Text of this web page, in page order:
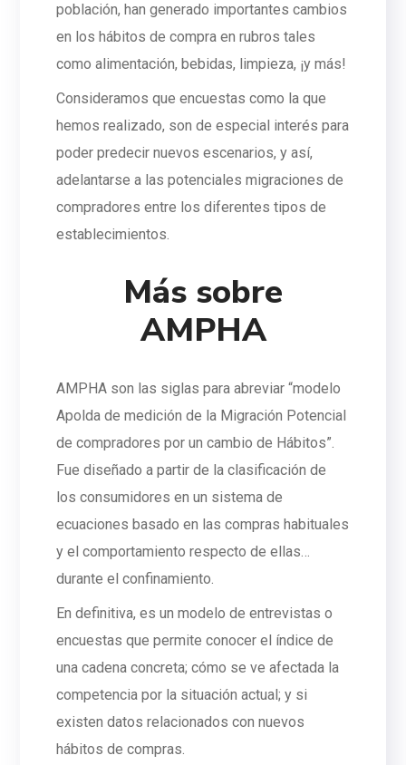
población, han generado importantes cambios
en los hábitos de compra en rubros tales
como alimentación, bebidas, limpieza, ¡y más!
Consideramos que encuestas como la que
hemos realizado, son de especial interés para
poder predecir nuevos escenarios, y así,
adelantarse a las potenciales migraciones de
compradores entre los diferentes tipos de
establecimientos.
Más sobre
AMPHA
AMPHA son las siglas para abreviar “modelo
Apolda de medición de la Migración Potencial
de compradores por un cambio de Hábitos”.
Fue diseñado a partir de la clasificación de
los consumidores en un sistema de
ecuaciones basado en las compras habituales
y el comportamiento respecto de ellas…
durante el confinamiento.
En definitiva, es un modelo de entrevistas o
encuestas que permite conocer el índice de
una cadena concreta; cómo se ve afectada la
competencia por la situación actual; y si
existen datos relacionados con nuevos
hábitos de compras.